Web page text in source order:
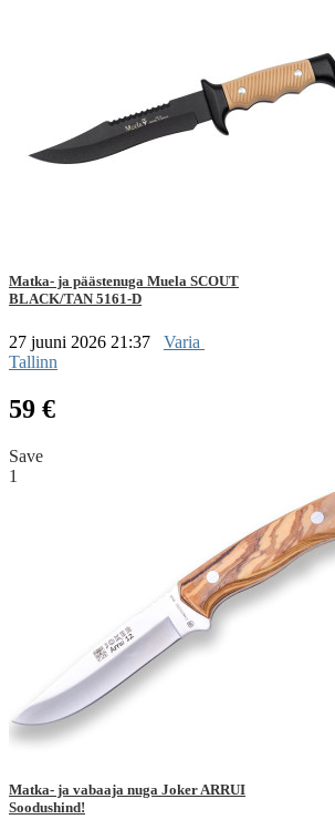
Matka- ja päästenuga Muela SCOUT
BLACK/TAN 5161-D
27 juuni 2026 21:37
Varia
Tallinn
59 €
Save
1
Matka- ja vabaaja nuga Joker ARRUI
Soodushind!